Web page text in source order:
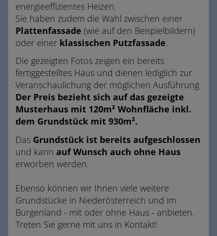
energieeffizientes Heizen.
Sie haben zudem die Wahl zwischen einer
Plattenfassade (wie auf den Beispielbildern)
oder einer klassischen Putzfassade.
Die gezeigten Fotos zeigen ein bereits
fertiggestelltes Haus und dienen lediglich zur
Veranschaulichung der möglichen Ausführung.
Der Preis bezieht sich auf das gezeigte
Musterhaus mit 120m² Wohnfläche inkl.
dem Grundstück mit 930m².
Das Grundstück ist bereits aufgeschlossen
und kann auf Wunsch auch ohne Haus
erworben werden.
Ebenso können wir Ihnen viele weitere
Grundstücke in Niederösterreich und im
Burgenland - mit oder ohne Haus - anbieten.
Treten Sie gerne mit uns in Kontakt!